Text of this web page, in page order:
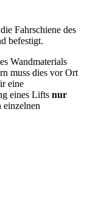
Fahrschiene des
befestigt.
Wandmaterials
muss dies vor Ort
eine
eines Lifts nur
einzelnen